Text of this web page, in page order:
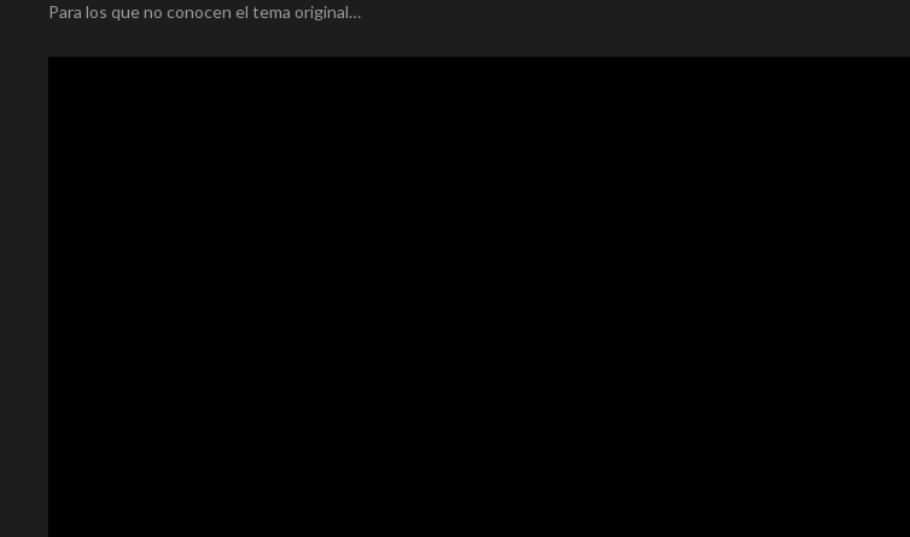
Para los que no conocen el tema original…